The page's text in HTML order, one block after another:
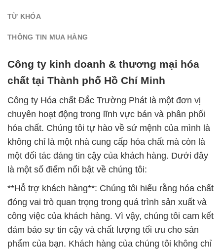
TỪ KHÓA
THÔNG TIN MUA HÀNG
Công ty kinh doanh & thương mại hóa
chất tại Thành phố Hồ Chí Minh
Công ty Hóa chất Đắc Trường Phát là một đơn vị
chuyên hoạt động trong lĩnh vực bán và phân phối
hóa chất. Chúng tôi tự hào về sứ mệnh của mình là
không chỉ là một nhà cung cấp hóa chất mà còn là
một đối tác đáng tin cậy của khách hàng. Dưới đây
là một số điểm nổi bật về chúng tôi:
**Hỗ trợ khách hàng**: Chúng tôi hiểu rằng hóa chất
đóng vai trò quan trọng trong quá trình sản xuất và
công việc của khách hàng. Vì vậy, chúng tôi cam kết
đảm bảo sự tin cậy và chất lượng tối ưu cho sản
phẩm của bạn. Khách hàng của chúng tôi không chỉ